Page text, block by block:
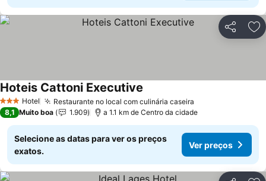
Partilhar
3 EstrelasHotel Restaurante no local com culinária caseira
Hoteis Cattoni Executive
8,1 Muito boa 1.909 a 1.1 km de Centro da cidade
Selecione as datas para ver os preços
exatos.
Ver preços